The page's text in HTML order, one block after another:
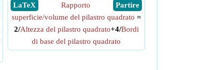
​ LaTeX
​ Partire
Rapporto
superficie/volume del pilastro quadrato =
2/Altezza del pilastro quadrato+4/Bordi
di base del pilastro quadrato